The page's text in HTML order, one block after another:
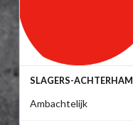
SLAGERS-ACHTERHAM
Ambachtelijk